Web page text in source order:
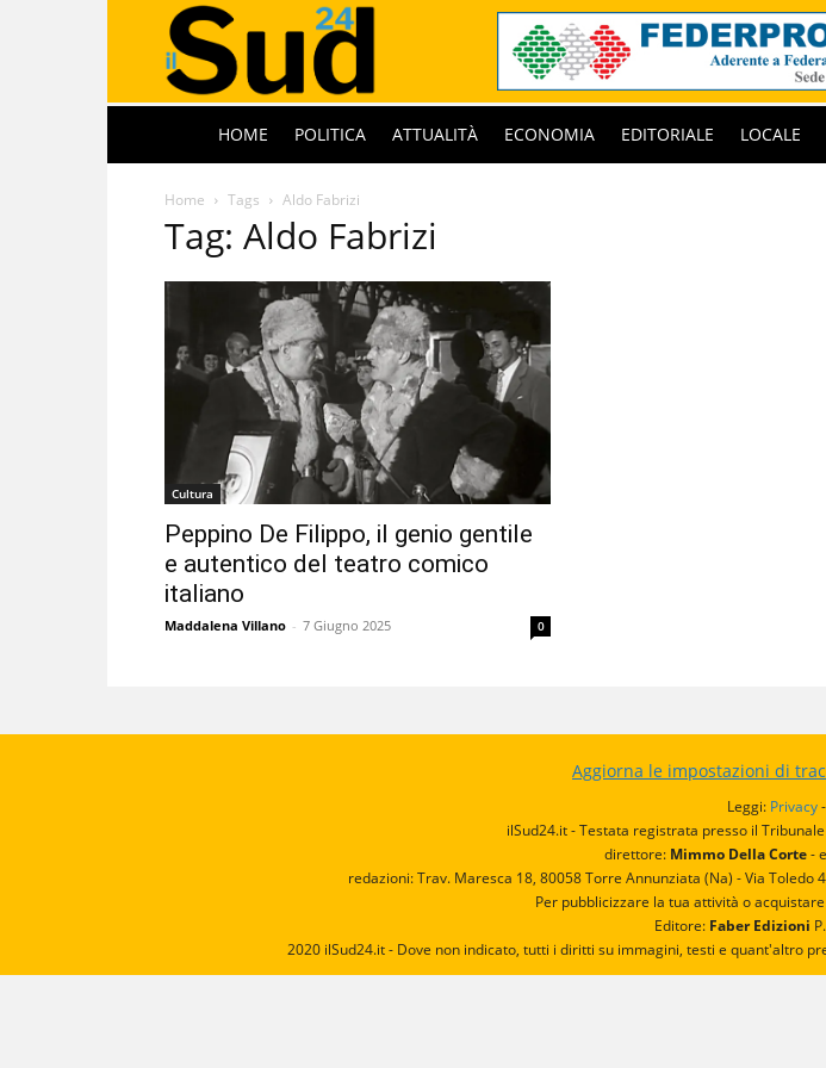
HOME POLITICA ATTUALITÀ ECONOMIA EDITORIALE LOCALE
Home Tags Aldo Fabrizi
Tag: Aldo Fabrizi
Cultura
Peppino De Filippo, il genio gentile
e autentico del teatro comico
italiano
Maddalena Villano - 7 Giugno 2025 0
Aggiorna le impostazioni di
Leggi: Privacy-
ilSud24.it - Testata registrata presso il
direttore:Mimmo Della Corte-
redazioni: Trav. Maresca 18, 80058 Torre Annunziata (Na) - Via Toledo
Per pubblicizzare la tua attività o
Editore: Faber Edizioni
2020 ilSud24.it - Dove non indicato, tutti i diritti su immagini, testi e quant'altro